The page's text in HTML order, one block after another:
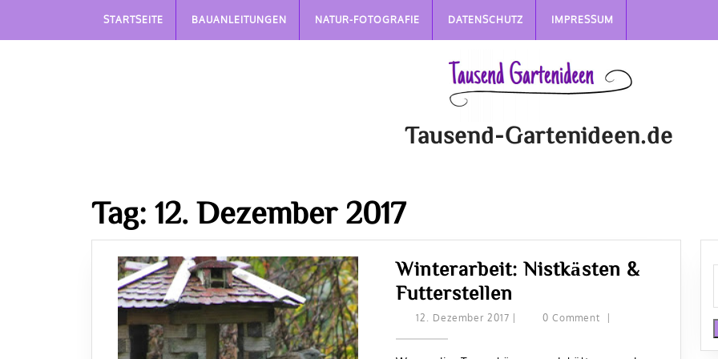
content
STARTSEITE BAUANLEITUNGEN NATUR-FOTOGRAFIE DATENSCHUTZ IMPRESSUM
Tausend-Gartenideen.de
Tag: 12. Dezember 2017
Winterarbeit: Nistkästen &
Futterstellen
Nistkästen
12. Dezember 2017 12.
0 Comment